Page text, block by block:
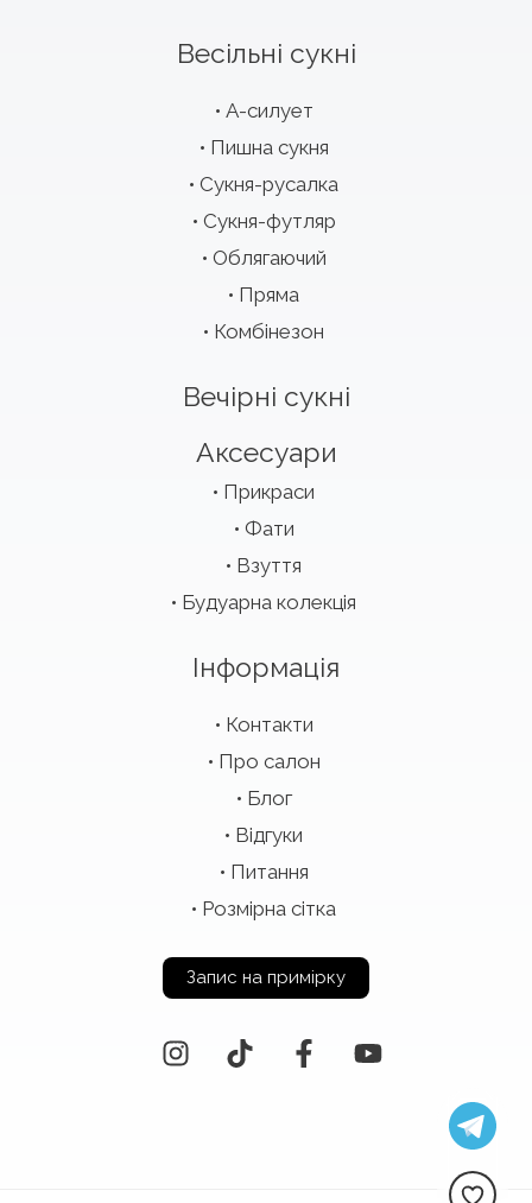
Весільні сукні
А-силует
Пишна сукня
Сукня-русалка
Сукня-футляр
Облягаючий
Пряма
Комбінезон
Вечірні сукні
Аксесуари
Прикраси
Фати
Взуття
Будуарна колекція
Інформація
Контакти
Про салон
Блог
Відгуки
Питання
Розмірна сітка
Запис на примірку